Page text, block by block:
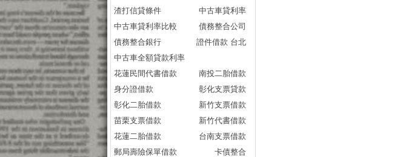
渣打信貸條件
中古車貸利率
中古車貸利率比較
債務整合公司
債務整合銀行
證件借款 台北
中古車全額貸款利率
花蓮民間代書借款
南投二胎借款
身分證借款
彰化支票貸款
彰化二胎借款
新竹支票借款
苗栗支票借款
新竹代書借款
花蓮二胎借款
台南支票借款
郵局壽險保單借款
卡債整合